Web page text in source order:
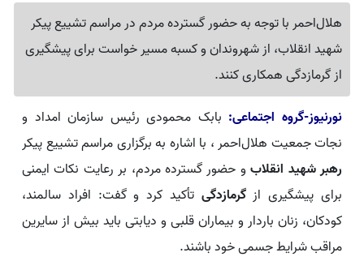
هلال‌احمر با توجه به حضور گسترده مردم در مراسم تشییع پیکر
شهید انقلاب، از شهروندان و کسبه مسیر خواست برای پیشگیری
از گرمازدگی همکاری کنند.
نورنیوز-گروه اجتماعی: بابک محمودی رئیس سازمان امداد و
نجات جمعیت هلال‌احمر ، با اشاره به برگزاری مراسم تشییع پیکر
رهبر شهید انقلابو حضور گسترده مردم، بر رعایت نکات ایمنی
برای پیشگیری ازگرمازدگیتأکید کرد و گفت: افراد سالمند،
کودکان، زنان باردار و بیماران قلبی و دیابتی باید بیش از سایرین
مراقب شرایط جسمی خود باشند.